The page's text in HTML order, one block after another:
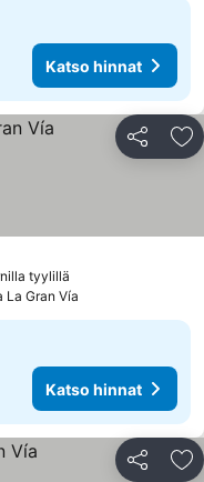
Katso hinnat
Jaa
tyylillä
La Gran Vía
Katso hinnat
Jaa